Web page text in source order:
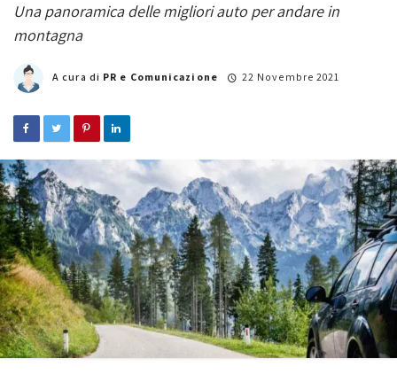
Una panoramica delle migliori auto per andare in
montagna
A cura di PR e Comunicazione 22 Novembre 2021